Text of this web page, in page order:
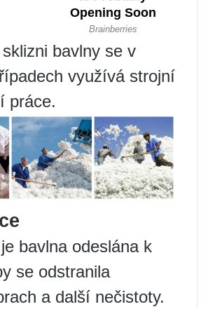
bavlny se v
využívá strojní
práce.
bavlna odeslána k
se odstranila
a další nečistoty.